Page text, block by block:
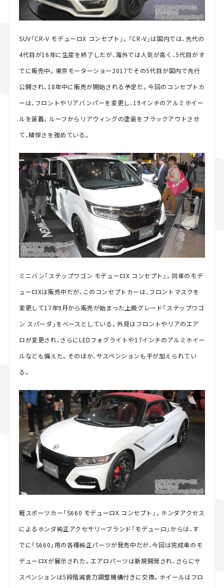
SUV「CR-V モデューロX コンセプト」。「CR-V」は国内では、先代の
4代目が16年に生産を終了したが、海外では人気が高く、5代目がす
でに販売中。東京モーターショー2017でその5代目が国内で先行
公開され、18年中に販売が開始される予定だ。今回のコンセプトカ
ーは、フロントやリアバンパーを変更し、19インチのアルミホイー
ルを装着。ルーフからリアウィングの塗装をブラックアウトさせ
て、精悍さを強めている。
ミニバン「ステップワゴン モデューロX コンセプト」。同車のモデ
ューロXは販売中だが、このコンセプトカーは、フロントマスクを
変更して17年9月から販売が始まった上級グレード「ステップワゴ
ン スパーダ」をベースとしている。外見はフロントやリアのエア
ロが変更され、さらにLEDフォグライトや17インチのアルミホイー
ルなども備えた。そのほか、サスペンションも手が加えられてい
る。
軽スポーツカー「S660 モデューロX コンセプト」。ホンダアクセス
によるホンダ純正アクセサリーブランド「モデューロ」からは、す
でに「S660」用の各種純正パーツが発売中だが、今回は完成車のモ
デューロXが展示された。エアロパーツは新規開発され、さらにサ
スペンションは5段階減衰力調整機構付きに交換。ホイールはフロ